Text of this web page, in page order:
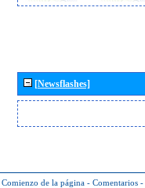
[Newsflashes]
Comienzo de la página - Comentarios -